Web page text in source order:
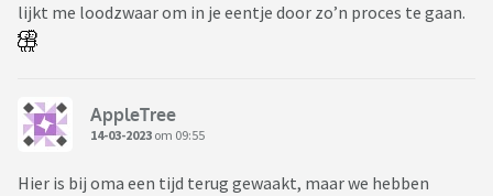
lijkt me loodzwaar om in je eentje door zo’n proces te gaan.
AppleTree
14-03-2023 om 09:55
Hier is bij oma een tijd terug gewaakt, maar we hebben